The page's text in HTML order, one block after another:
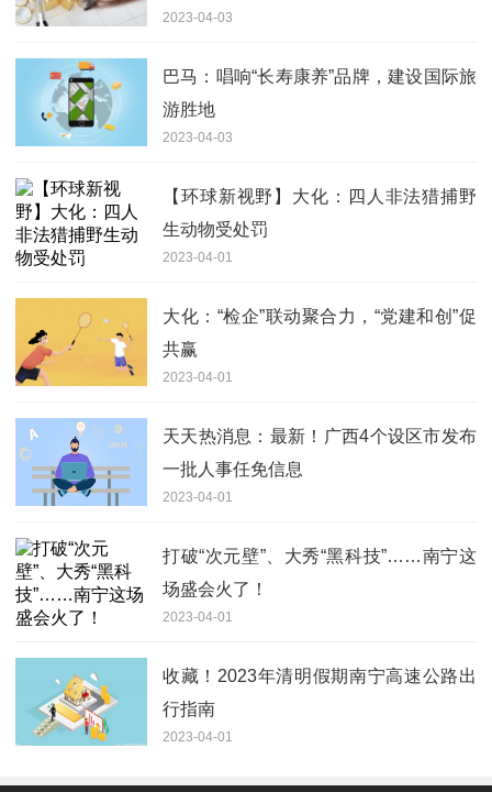
2023-04-03
巴马：唱响“长寿康养”品牌，建设国际旅
游胜地
2023-04-03
【环球新视野】大化：四人非法猎捕野
生动物受处罚
2023-04-01
大化：“检企”联动聚合力，“党建和创”促
共赢
2023-04-01
天天热消息：最新！广西4个设区市发布
一批人事任免信息
2023-04-01
打破“次元壁”、大秀“黑科技”……南宁这
场盛会火了！
2023-04-01
收藏！2023年清明假期南宁高速公路出
行指南
2023-04-01